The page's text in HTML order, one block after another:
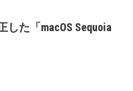
た「macOS Sequoia